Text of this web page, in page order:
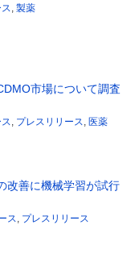
, 製薬
市場について調査
, プレスリリース, 医薬
改善に機械学習が試行
ス, プレスリリース